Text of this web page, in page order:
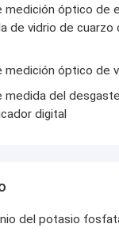
medición óptico de
de vidrio de
medición óptico de
medida del
digital
del potasio